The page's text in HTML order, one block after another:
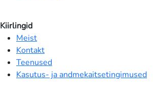
Kiirlingid
Meist
Kontakt
Teenused
Kasutus- ja andmekaitsetingimused